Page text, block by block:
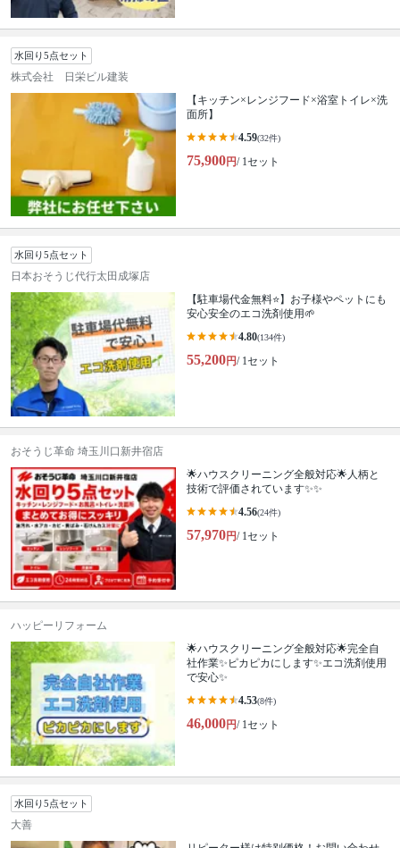
水回り5点セット
株式会社 日栄ビル建装
【キッチン×レンジフード×浴室トイレ×洗
面所】
4.59(32件)
75,900円/ 1セット
水回り5点セット
日本おそうじ代行太田成塚店
【駐車場代金無料⭐️】お子様やペットにも
安心安全のエコ洗剤使用🌱
4.80(134件)
55,200円/ 1セット
おそうじ革命 埼玉川口新井宿店
🌟ハウスクリーニング全般対応🌟人柄と
技術で評価されています✨✨
4.56(24件)
57,970円/ 1セット
ハッピーリフォーム
🌟ハウスクリーニング全般対応🌟完全自
社作業✨️ピカピカにします✨️エコ洗剤使用
で安心✨
4.53(8件)
46,000円/ 1セット
水回り5点セット
大善